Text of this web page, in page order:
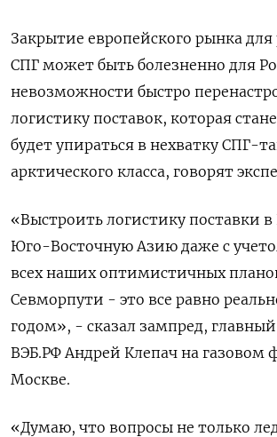
Закрытие европейского рынка для
СПГ может быть болезненно для
невозможности быстро
логистику поставок, которая
будет упираться в нехватку СПГ-
арктического класса, говорят
«Выстроить логистику поставки
Юго-Восточную Азию даже с
всех наших оптимистичных
Севморпути - это все равно
годом», - сказал зампред,
ВЭБ.РФ Андрей Клепач на газовом
Москве.
«Думаю, что вопросы не только